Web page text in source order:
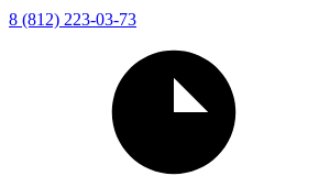
8 (812) 223-03-73